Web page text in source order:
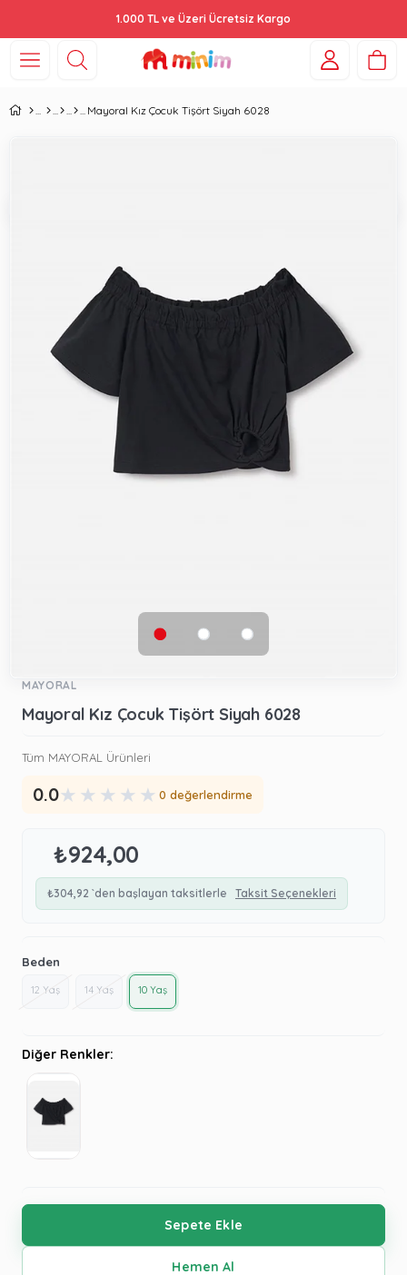
1.000 TL ve Üzeri Ücretsiz Kargo
Mayoral Kız Çocuk Tişört Siyah 6028
MAYORAL
Mayoral Kız Çocuk Tişört Siyah 6028
Tüm MAYORAL Ürünleri
0.0★ ★ ★ ★ ★ 0 değerlendirme
₺924,00
₺304,92 `den başlayan taksitlerle Taksit Seçenekleri
Beden
12 Yaş 14 Yaş 10 Yaş
Diğer Renkler: